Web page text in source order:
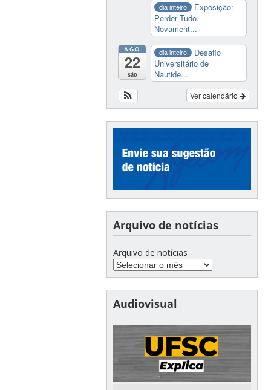
dia inteiro
Exposição:
Perder Tudo.
Novament...
AGO
22
sáb
dia inteiro
Desafio
Universitário de
Nautide...
Ver calendário
Arquivo de notícias
Arquivo de notícias
Audiovisual